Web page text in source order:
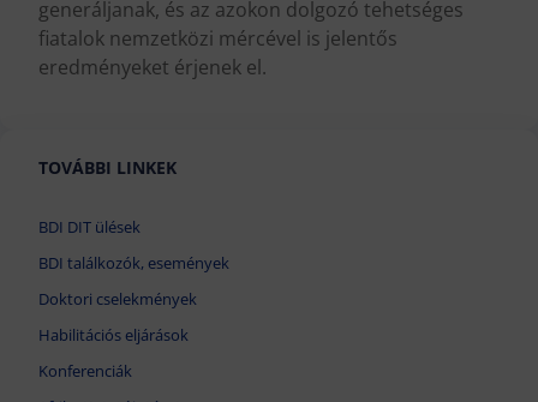
generáljanak, és az azokon dolgozó tehetséges
fiatalok nemzetközi mércével is jelentős
eredményeket érjenek el.
TOVÁBBI LINKEK
BDI DIT ülések
BDI találkozók, események
Doktori cselekmények
Habilitációs eljárások
Konferenciák